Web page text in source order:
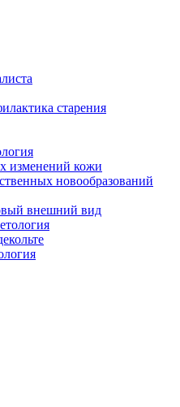
старения
изменений кожи
новообразований
внешний вид